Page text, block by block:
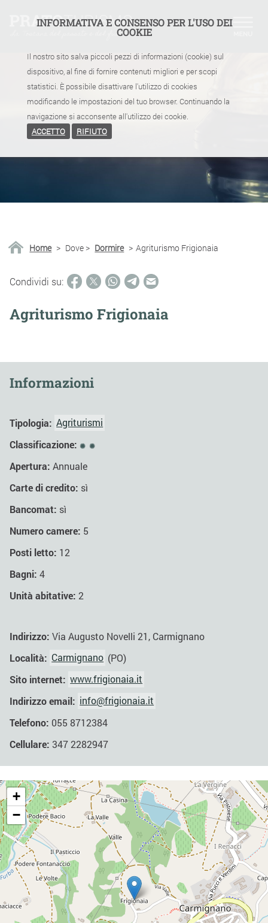
INFORMATIVA E CONSENSO PER L'USO DEI
COOKIE
Il nostro sito salva piccoli pezzi di informazioni (cookie) sul
dispositivo, al fine di fornire contenuti migliori e per scopi
statistici. È possibile disattivare l'utilizzo di cookies
modificando le impostazioni del tuo browser. Continuando la
navigazione si acconsente all'utilizzo dei cookie.
ACCETTO
RIFIUTO
Home > Dove > Dormire > Agriturismo Frigionaia
Condividi su:
Agriturismo Frigionaia
Informazioni
Tipologia: Agriturismi
Classificazione:
Apertura: Annuale
Carte di credito: sì
Bancomat: sì
Numero camere: 5
Posti letto: 12
Bagni: 4
Unità abitative: 2
Indirizzo: Via Augusto Novelli 21, Carmignano
Località: Carmignano (PO)
Sito internet: www.frigionaia.it
Indirizzo email: info@frigionaia.it
Telefono: 055 8712384
Cellulare: 347 2282947
+
−